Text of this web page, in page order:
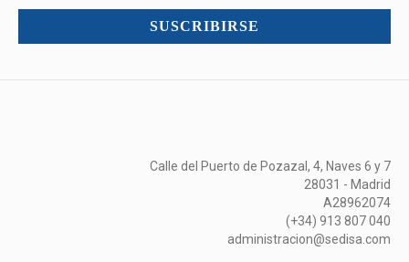
mucho
SUSCRIBIRSE
Calle del Puerto de Pozazal, 4, Naves 6 y 7
28031 - Madrid
A28962074
(+34) 913 807 040
administracion@sedisa.com